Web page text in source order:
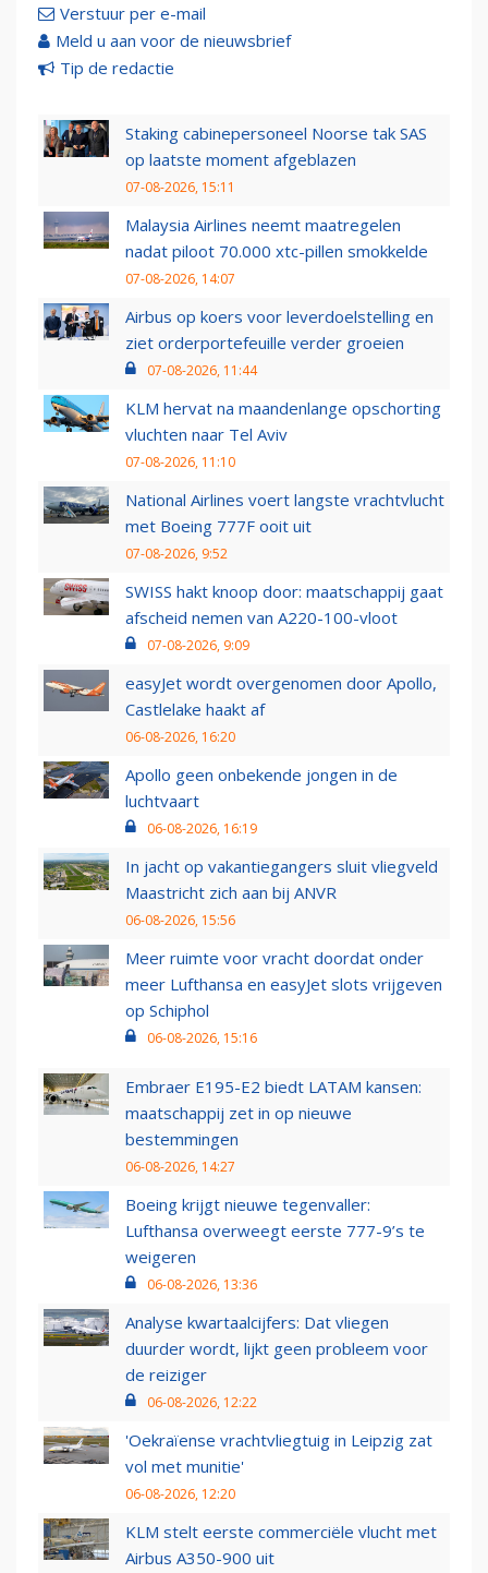
Verstuur per e-mail
Meld u aan voor de nieuwsbrief
Tip de redactie
Staking cabinepersoneel Noorse tak SAS
op laatste moment afgeblazen
07-08-2026, 15:11
Malaysia Airlines neemt maatregelen
nadat piloot 70.000 xtc-pillen smokkelde
07-08-2026, 14:07
Airbus op koers voor leverdoelstelling en
ziet orderportefeuille verder groeien
07-08-2026, 11:44
KLM hervat na maandenlange opschorting
vluchten naar Tel Aviv
07-08-2026, 11:10
National Airlines voert langste vrachtvlucht
met Boeing 777F ooit uit
07-08-2026, 9:52
SWISS hakt knoop door: maatschappij gaat
afscheid nemen van A220-100-vloot
07-08-2026, 9:09
easyJet wordt overgenomen door Apollo,
Castlelake haakt af
06-08-2026, 16:20
Apollo geen onbekende jongen in de
luchtvaart
06-08-2026, 16:19
In jacht op vakantiegangers sluit vliegveld
Maastricht zich aan bij ANVR
06-08-2026, 15:56
Meer ruimte voor vracht doordat onder
meer Lufthansa en easyJet slots vrijgeven
op Schiphol
06-08-2026, 15:16
Embraer E195-E2 biedt LATAM kansen:
maatschappij zet in op nieuwe
bestemmingen
06-08-2026, 14:27
Boeing krijgt nieuwe tegenvaller:
Lufthansa overweegt eerste 777-9’s te
weigeren
06-08-2026, 13:36
Analyse kwartaalcijfers: Dat vliegen
duurder wordt, lijkt geen probleem voor
de reiziger
06-08-2026, 12:22
'Oekraïense vrachtvliegtuig in Leipzig zat
vol met munitie'
06-08-2026, 12:20
KLM stelt eerste commerciële vlucht met
Airbus A350-900 uit